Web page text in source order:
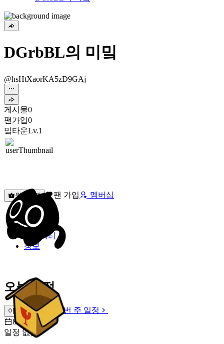
DGrbBL의 미밐
@hsHtXaorKA5zD9GAj
게시물0
팬가입0
밐타운Lv.1
원픽선택 팬 가입 멤버십
밐타운
피드
커뮤니티
정보
오늘 일정
이번 주 일정
이번 주 일정
8월 9일 [일]
일정 없음